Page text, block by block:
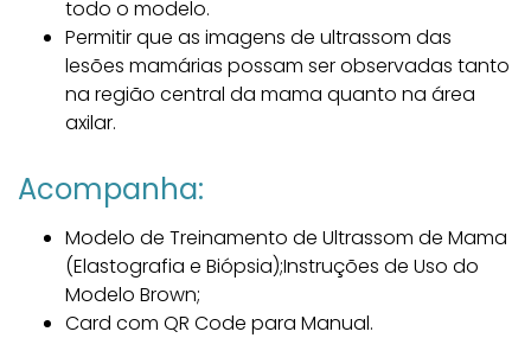
todo o modelo.
Permitir que as imagens de ultrassom das
lesões mamárias possam ser observadas tanto
na região central da mama quanto na área
axilar.
Acompanha:
Modelo de Treinamento de Ultrassom de Mama
(Elastografia e Biópsia);Instruções de Uso do
Modelo Brown;
Card com QR Code para Manual.